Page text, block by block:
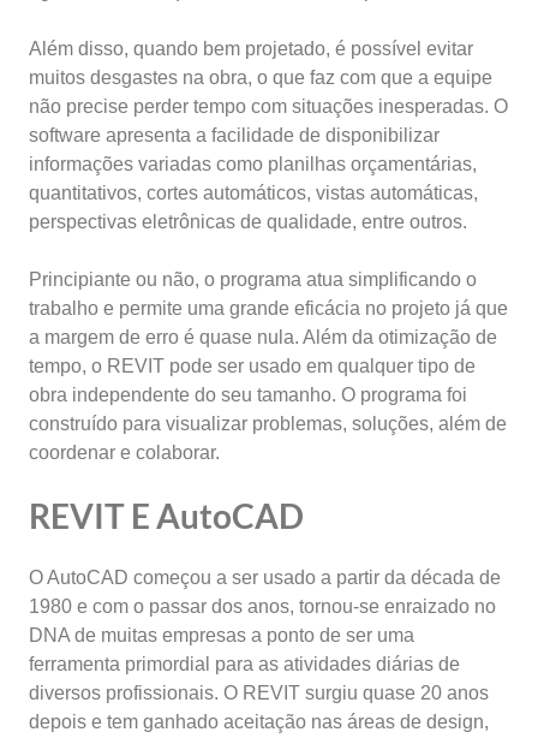
Além disso, quando bem projetado, é possível evitar
muitos desgastes na obra, o que faz com que a equipe
não precise perder tempo com situações inesperadas. O
software apresenta a facilidade de disponibilizar
informações variadas como planilhas orçamentárias,
quantitativos, cortes automáticos, vistas automáticas,
perspectivas eletrônicas de qualidade, entre outros.
Principiante ou não, o programa atua simplificando o
trabalho e permite uma grande eficácia no projeto já que
a margem de erro é quase nula. Além da otimização de
tempo, o REVIT pode ser usado em qualquer tipo de
obra independente do seu tamanho. O programa foi
construído para visualizar problemas, soluções, além de
coordenar e colaborar.
REVIT E AutoCAD
O AutoCAD começou a ser usado a partir da década de
1980 e com o passar dos anos, tornou-se enraizado no
DNA de muitas empresas a ponto de ser uma
ferramenta primordial para as atividades diárias de
diversos profissionais. O REVIT surgiu quase 20 anos
depois e tem ganhado aceitação nas áreas de design,